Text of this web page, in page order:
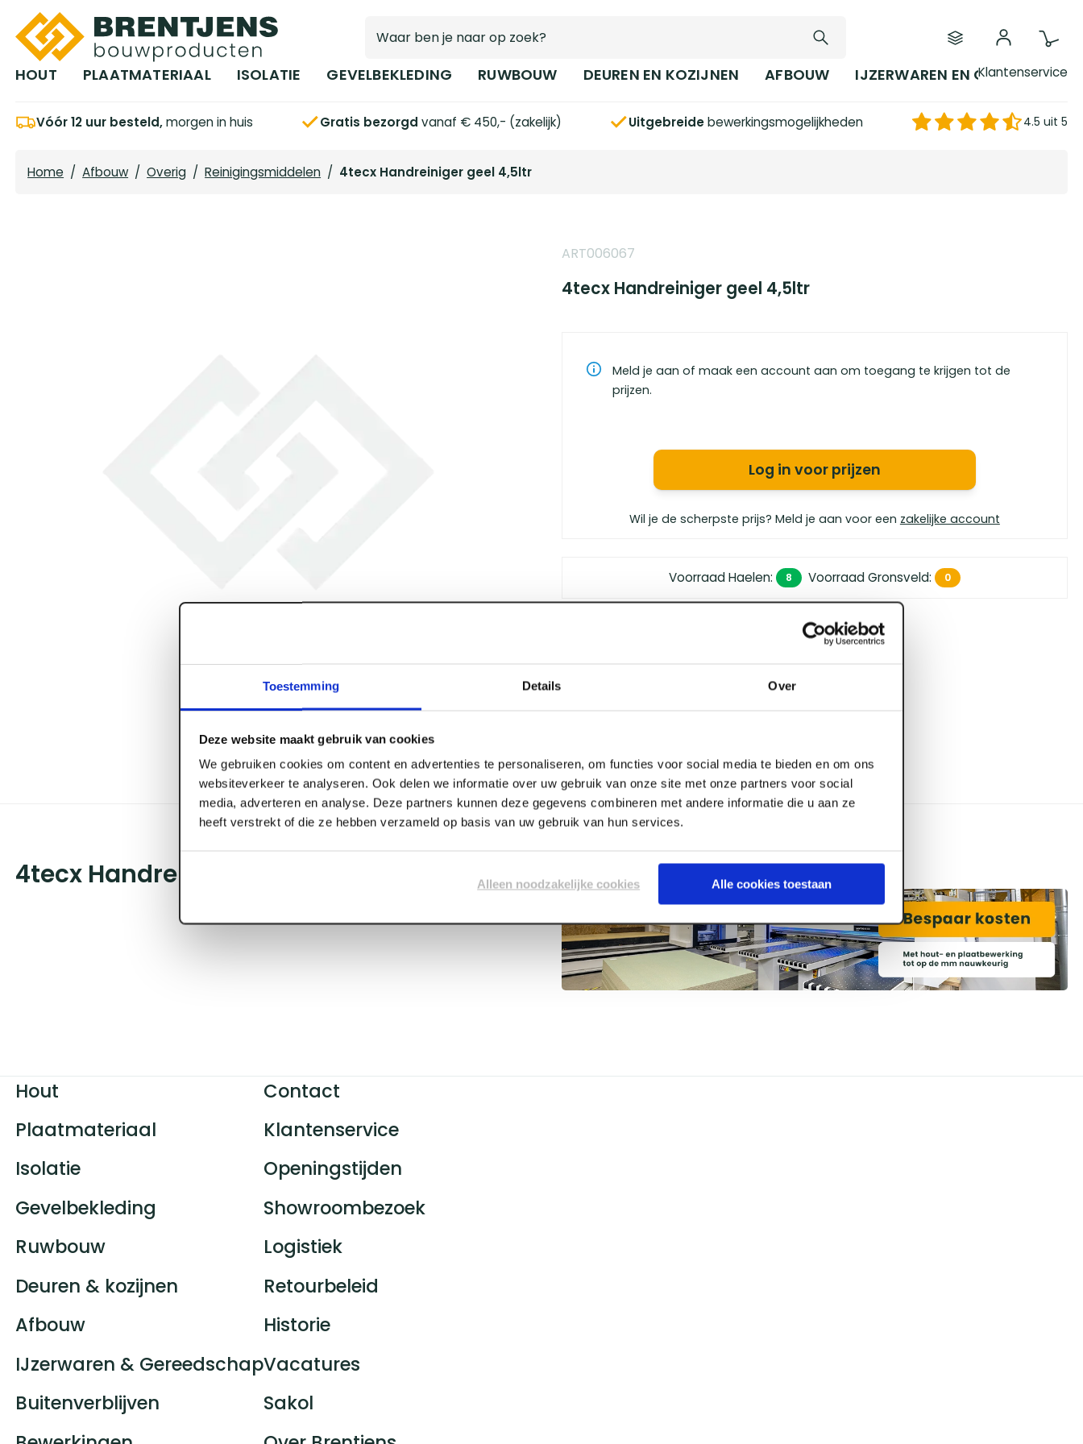
Toestemming Details Over
Deze website maakt gebruik van cookies
We gebruiken cookies om content en advertenties te personaliseren, om functies voor social media te bieden en om ons
websiteverkeer te analyseren. Ook delen we informatie over uw gebruik van onze site met onze partners voor social
media, adverteren en analyse. Deze partners kunnen deze gegevens combineren met andere informatie die u aan ze
heeft verstrekt of die ze hebben verzameld op basis van uw gebruik van hun services.
Alleen noodzakelijke cookies Alle cookies toestaan
Ga naar hoofdinhoud
HOUT PLAATMATERIAAL ISOLATIE GEVELBEKLEDING RUWBOUW DEUREN EN KOZIJNEN AFBOUW IJZERWAREN EN GEREEDSCHAP
Klantenservice
Vóór 12 uur besteld,morgen in huis Gratis bezorgd vanaf € 450,- (zakelijk) Uitgebreidebewerkingsmogelijkheden 4.5 uit 5
Home / Afbouw / Overig / Reinigingsmiddelen / 4tecx Handreiniger geel 4,5ltr
ART006067
4tecx Handreiniger geel 4,5ltr
Meld je aan of maak een account aan om toegang te krijgen tot de
prijzen.
Log in voor prijzen
Wil je de scherpste prijs? Meld je aan voor een zakelijke account
Voorraad Haelen: 8 Voorraad Gronsveld: 0
vanaf € 450,- (zakelijk)
een 4.5 uit 5
4tecx Handreiniger geel 4,5ltr
Hout
Plaatmateriaal
Isolatie
Gevelbekleding
Ruwbouw
Deuren & kozijnen
Afbouw
IJzerwaren & Gereedschap
Buitenverblijven
Contact
Klantenservice
Openingstijden
Showroombezoek
Logistiek
Retourbeleid
Historie
Vacatures
Sakol